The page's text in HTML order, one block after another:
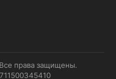
права защищены.